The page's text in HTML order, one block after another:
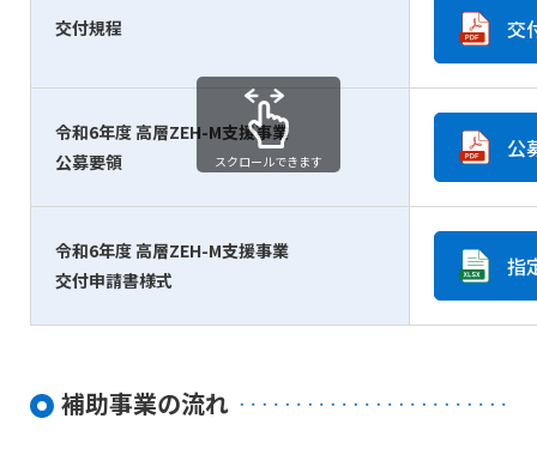
交付規程 交
令和6年度 高層ZEH-M支援事業
公募要領
公
令和6年度 高層ZEH-M支援事業
交付申請書様式
指
スクロールできます
補助事業の流れ